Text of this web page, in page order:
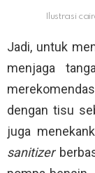
Ilustrasi
Jadi, untuk
menjaga
dengan tisu
juga
sanitizer